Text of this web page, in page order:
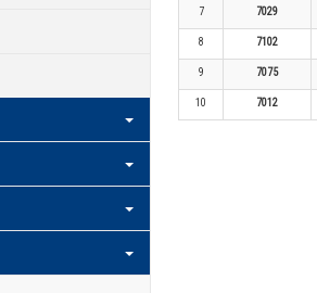
7 7029
8 7102
9 7075
10 7012